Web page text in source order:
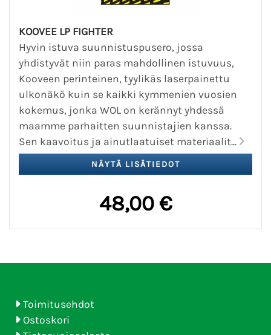
KOOVEE LP FIGHTER
Hyvin istuva suunnistuspusero, jossa
yhdistyvät niin paras mahdollinen istuvuus,
Kooveen perinteinen, tyylikäs laserpainettu
ulkonäkö kuin se kaikki kymmenien vuosien
kokemus, jonka WOL on kerännyt yhdessä
maamme parhaitten suunnistajien kanssa.
Sen kaavoitus ja ainutlaatuiset materiaalit...
48,00 €
Toimitusehdot
Ostoskori